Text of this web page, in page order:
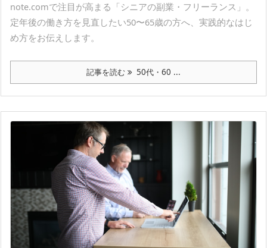
note.comで注目が高まる「シニアの副業・フリーランス」。
定年後の働き方を見直したい50〜65歳の方へ、実践的なはじ
め方をお伝えします。
記事を読む 50代・60 ...